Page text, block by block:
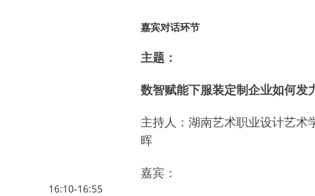
16:10-16:55
嘉宾对话环节
主题：
数智赋能下服装定制企业如何发
主持人：湖南艺术职业设计艺术
晖
嘉宾：